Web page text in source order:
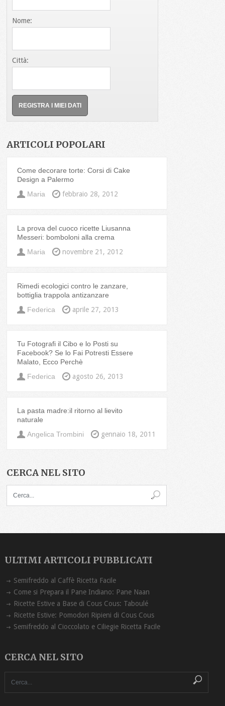
Nome:
Città:
ARTICOLI POPOLARI
Come decorare torte: Corsi di Cake
Design a Palermo
Maria
febbraio 28, 2012
La prova del cuoco ricette Liusanna
Messeri: bomboloni alla crema
Maria
novembre 21, 2012
Rimedi ecologici contro le zanzare,
bottiglia trappola antizanzare
Federica
aprile 27, 2013
Tu Fotografi il Cibo e lo Posti su
Facebook? Se lo Fai Potresti Essere
Malato, Ecco Perchè
Federica
agosto 26, 2013
La pasta madre:il ritorno al lievito
naturale
Angelica Trombini
gennaio 18, 2011
CERCA NEL SITO
ULTIMI ARTICOLI PUBBLICATI
Semifreddo al Caffè Ricetta Facile
Come si Prepara il Pane Indiano: Pane Naan
Ricette Estive a Base di Cous Cous: Taboulé
Ricette Estive: Pomodori Ripieni di Cous Cous
Semifreddo al Cioccolato e Ciliegie Ricetta Facile
CERCA NEL SITO